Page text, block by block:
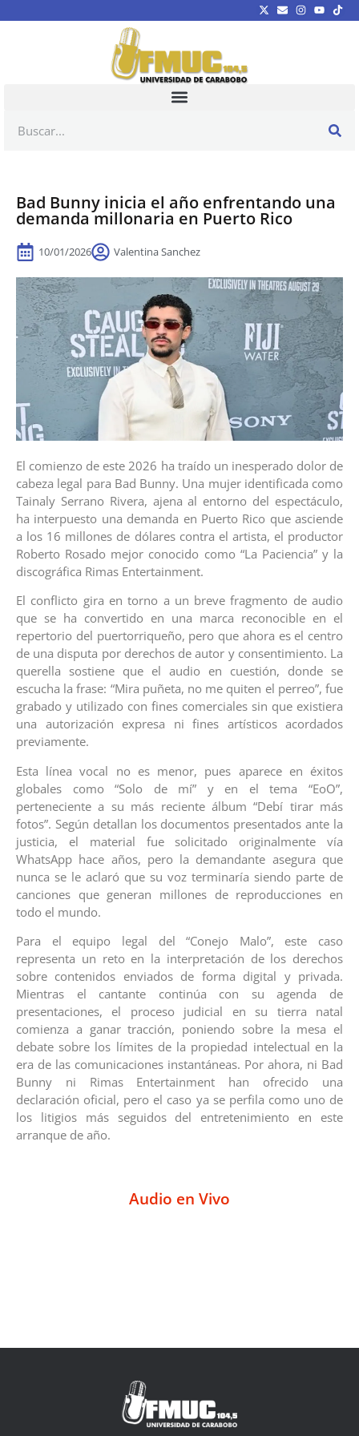
Bad Bunny inicia el año enfrentando una
demanda millonaria en Puerto Rico
10/01/2026 Valentina Sanchez
El comienzo de este 2026 ha traído un inesperado dolor de
cabeza legal para Bad Bunny. Una mujer identificada como
Tainaly Serrano Rivera, ajena al entorno del espectáculo,
ha interpuesto una demanda en Puerto Rico que asciende
a los 16 millones de dólares contra el artista, el productor
Roberto Rosado mejor conocido como “La Paciencia” y la
discográfica Rimas Entertainment.
El conflicto gira en torno a un breve fragmento de audio
que se ha convertido en una marca reconocible en el
repertorio del puertorriqueño, pero que ahora es el centro
de una disputa por derechos de autor y consentimiento. La
querella sostiene que el audio en cuestión, donde se
escucha la frase: “Mira puñeta, no me quiten el perreo”, fue
grabado y utilizado con fines comerciales sin que existiera
una autorización expresa ni fines artísticos acordados
previamente.
Esta línea vocal no es menor, pues aparece en éxitos
globales como “Solo de mí” y en el tema “EoO”,
perteneciente a su más reciente álbum “Debí tirar más
fotos”. Según detallan los documentos presentados ante la
justicia, el material fue solicitado originalmente vía
WhatsApp hace años, pero la demandante asegura que
nunca se le aclaró que su voz terminaría siendo parte de
canciones que generan millones de reproducciones en
todo el mundo.
Para el equipo legal del “Conejo Malo”, este caso
representa un reto en la interpretación de los derechos
sobre contenidos enviados de forma digital y privada.
Mientras el cantante continúa con su agenda de
presentaciones, el proceso judicial en su tierra natal
comienza a ganar tracción, poniendo sobre la mesa el
debate sobre los límites de la propiedad intelectual en la
era de las comunicaciones instantáneas. Por ahora, ni Bad
Bunny ni Rimas Entertainment han ofrecido una
declaración oficial, pero el caso ya se perfila como uno de
los litigios más seguidos del entretenimiento en este
arranque de año.
Audio en Vivo